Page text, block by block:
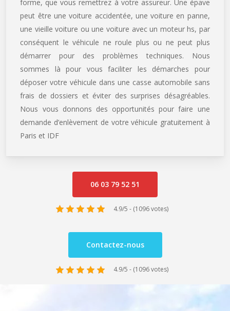
forme, que vous remettrez à votre assureur. Une épave
peut être une voiture accidentée, une voiture en panne,
une vieille voiture ou une voiture avec un moteur hs, par
conséquent le véhicule ne roule plus ou ne peut plus
démarrer pour des problèmes techniques. Nous
sommes là pour vous faciliter les démarches pour
déposer votre véhicule dans une casse automobile sans
frais de dossiers et éviter des surprises désagréables.
Nous vous donnons des opportunités pour faire une
demande d’enlèvement de votre véhicule gratuitement à
Paris et IDF
06 03 79 52 51
4.9/5 - (1096 votes)
Contactez-nous
4.9/5 - (1096 votes)